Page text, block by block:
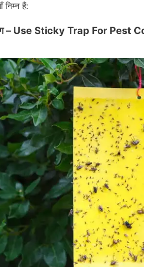
निम्न हैं:
– Use Sticky Trap For Pest